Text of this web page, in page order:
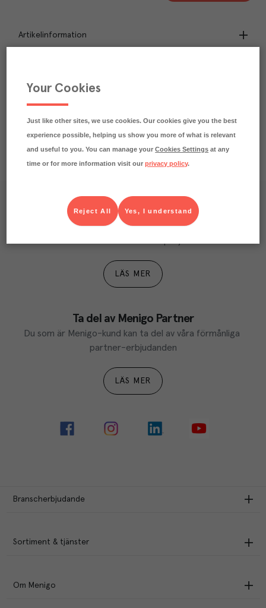
Artikelinformation
Näringsdeklaration
Våra kundtidningar
Läs inspirerande reportage, matnyttiga artiklar och
LÄS MER
Ta del av Menigo Partner
Du som är Menigo-kund kan ta del av våra förmånliga
partner-erbjudanden
LÄS MER
Branscherbjudande
Sortiment & tjänster
Om Menigo
Your Cookies
Just like other sites, we use cookies. Our cookies give you the best
experience possible, helping us show you more of what is relevant
and useful to you. You can manage yourCookies Settings at any
time or for more information visit ourprivacy policy.
Yes, I understand
Reject All